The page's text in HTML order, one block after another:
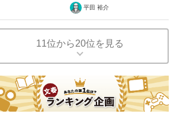
平田 裕介
11位から20位を見る